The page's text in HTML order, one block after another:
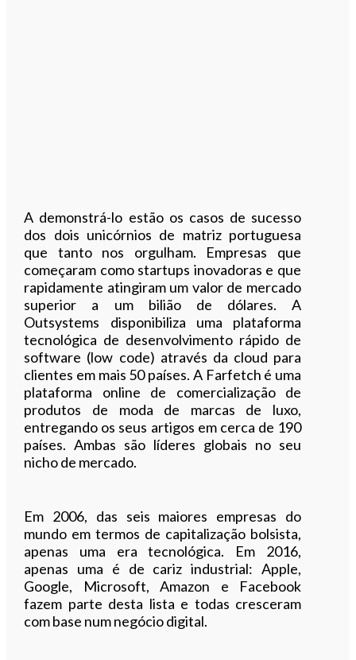
A demonstrá-lo estão os casos de sucesso
dos dois unicórnios de matriz portuguesa
que tanto nos orgulham. Empresas que
começaram como startups inovadoras e que
rapidamente atingiram um valor de mercado
superior a um bilião de dólares. A
Outsystems disponibiliza uma plataforma
tecnológica de desenvolvimento rápido de
software (low code) através da cloud para
clientes em mais 50 países. A Farfetch é uma
plataforma online de comercialização de
produtos de moda de marcas de luxo,
entregando os seus artigos em cerca de 190
países. Ambas são líderes globais no seu
nicho de mercado.
Em 2006, das seis maiores empresas do
mundo em termos de capitalização bolsista,
apenas uma era tecnológica. Em 2016,
apenas uma é de cariz industrial: Apple,
Google, Microsoft, Amazon e Facebook
fazem parte desta lista e todas cresceram
com base num negócio digital.